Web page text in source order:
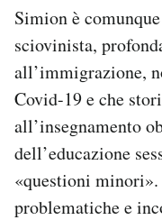
Simion è
sciovinista,
all’immigrazione,
Covid-19 e che
all’insegnamento
dell’educazione
«questioni
problematiche e